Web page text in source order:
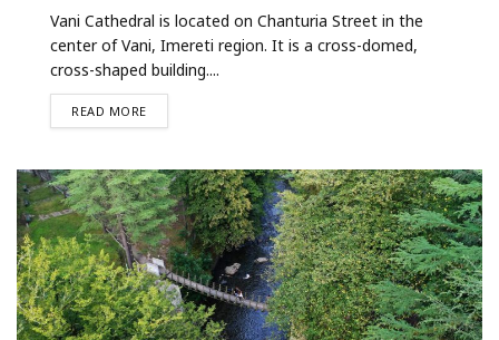
Vani Cathedral is located on Chanturia Street in the
center of Vani, Imereti region. It is a cross-domed,
cross-shaped building....
READ MORE